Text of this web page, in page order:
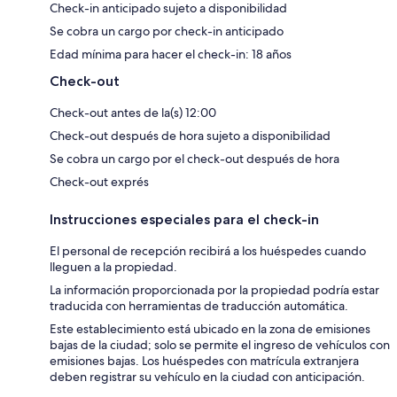
Check-in anticipado sujeto a disponibilidad
Se cobra un cargo por check-in anticipado
Edad mínima para hacer el check-in: 18 años
Check-out
Check-out antes de la(s) 12:00
Check-out después de hora sujeto a disponibilidad
Se cobra un cargo por el check-out después de hora
Check-out exprés
Instrucciones especiales para el check-in
El personal de recepción recibirá a los huéspedes cuando
lleguen a la propiedad.
La información proporcionada por la propiedad podría estar
traducida con herramientas de traducción automática.
Este establecimiento está ubicado en la zona de emisiones
bajas de la ciudad; solo se permite el ingreso de vehículos con
emisiones bajas. Los huéspedes con matrícula extranjera
deben registrar su vehículo en la ciudad con anticipación.